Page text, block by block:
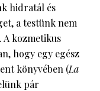
hidratál és
a testünk nem
A kozmetikus
hogy egy egész
könyvében (La
pár